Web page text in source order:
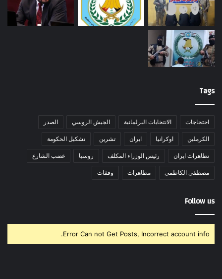
Tags
احتجاجات الانتخابات البرلمانية الجيش الروسي الصدر
الكرملين اوكرانيا ايران تشرين تشكيل الحكومة
تظاهرات ايران رئيس الوزراء المكلف روسيا غضب الشارع
مصطفى الكاظمي مظاهرات وقفات
Follow us
Error Can not Get Posts, Incorrect account info.